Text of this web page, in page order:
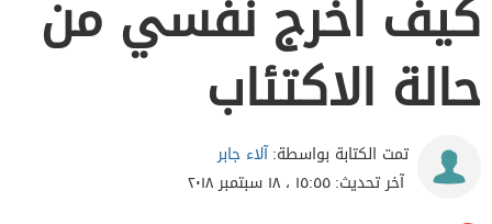
كيف أخرج نفسي من
حالة الاكتئاب
تمت الكتابة بواسطة:آلاء جابر
آخر تحديث:١٥:٥٥ ، ١٨ سبتمبر ٢٠١٨